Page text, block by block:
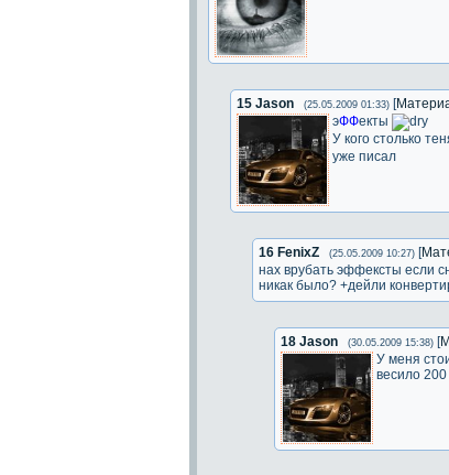
15 Jason (25.05.2009 01:33) [
эФФекты
У кого столько
уже писал
16 FenixZ (25.05.2009 10:27) [
нах врубать эффексты если
никак было? +дейли
18 Jason (30.05.2009 15:38) [
У меня
весило